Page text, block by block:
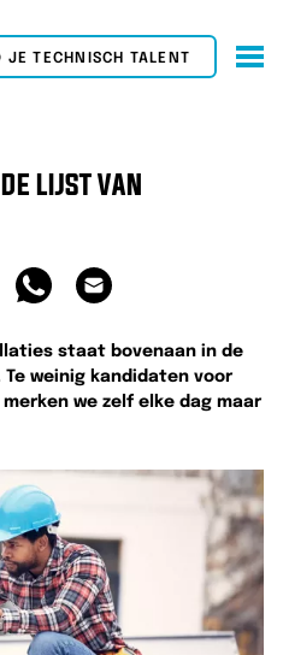
JE TECHNISCH TALENT
LIJST VAN
staat bovenaan in de
weinig kandidaten voor
we zelf elke dag maar